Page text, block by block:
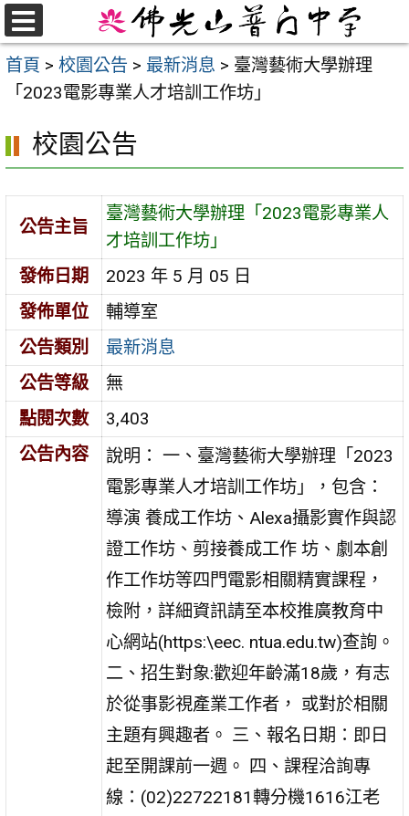
跳
至
主首頁 > 校園公告 > 最新消息 > 臺灣藝術大學辦理
「2023電影專業人才培訓工作坊」
校園公告
公告主旨
臺灣藝術大學辦理「2023電影專業人
才培訓工作坊」
發佈日期
2023 年 5 月 05 日
發佈單位
輔導室
公告類別
最新消息
公告等級
無
點閱次數
3,403
公告內容
說明： 一、臺灣藝術大學辦理「2023
電影專業人才培訓工作坊」，包含：
導演 養成工作坊、Alexa攝影實作與認
證工作坊、剪接養成工作 坊、劇本創
作工作坊等四門電影相關精實課程，
檢附，詳細資訊請至本校推廣教育中
心網站(https:\eec. ntua.edu.tw)查詢。
二、招生對象:歡迎年齡滿18歲，有志
於從事影視產業工作者， 或對於相關
主題有興趣者。 三、報名日期：即日
起至開課前一週。 四、課程洽詢專
線：(02)22722181轉分機1616江老
選
單